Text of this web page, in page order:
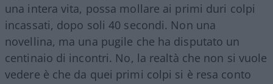
una intera vita, possa mollare ai primi duri colpi
incassati, dopo soli 40 secondi. Non una
novellina, ma una pugile che ha disputato un
centinaio di incontri. No, la realtà che non si vuole
vedere è che da quei primi colpi si è resa conto